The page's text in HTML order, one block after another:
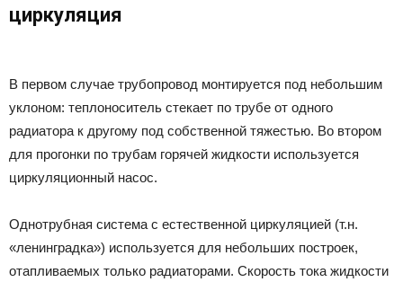
циркуляция
В первом случае трубопровод монтируется под небольшим
уклоном: теплоноситель стекает по трубе от одного
радиатора к другому под собственной тяжестью. Во втором
для прогонки по трубам горячей жидкости используется
циркуляционный насос.
Однотрубная система с естественной циркуляцией (т.н.
«ленинградка») используется для небольших построек,
отапливаемых только радиаторами. Скорость тока жидкости